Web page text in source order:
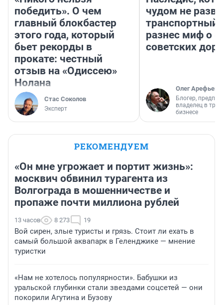
победить». О чем
главный блокбастер
этого года, который
бьет рекорды в
прокате: честный
отзыв на «Одиссею»
Нолана
Стас Соколов
Эксперт
чудом не
транспортный
разнес миф о
советских
Олег Арефьев
Блогер,
владелец в
бизнесе
РЕКОМЕНДУЕМ
«Он мне угрожает и портит жизнь»:
москвич обвинил турагента из
Волгограда в мошенничестве и
пропаже почти миллиона рублей
13 часов 8 273 19
Вой сирен, злые туристы и грязь. Стоит ли ехать в
самый большой аквапарк в Геленджике — мнение
туристки
«Нам не хотелось популярности». Бабушки из
уральской глубинки стали звездами соцсетей — они
покорили Агутина и Бузову